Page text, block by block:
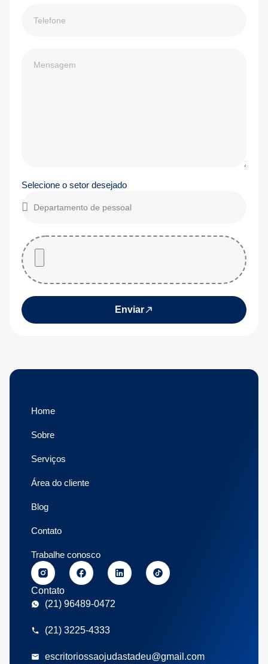
Selecione o setor desejado
Enviar
Home
Sobre
Serviços
Área do cliente
Blog
Contato
Trabalhe conosco
Contato
(21) 96489-0472
(21) 3225-4333
escritoriossaojudastadeu@gmail.com